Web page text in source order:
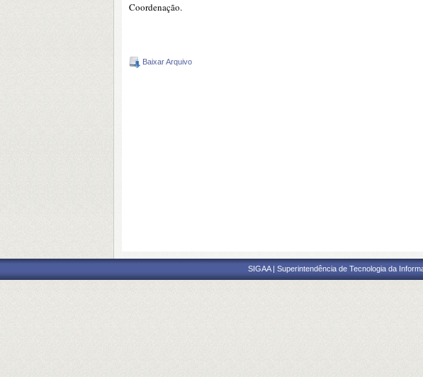
Coordenação.
Baixar Arquivo
SIGAA | Superintendência de Tecnologia da